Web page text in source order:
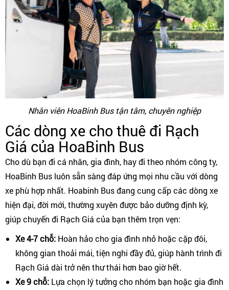
Nhân viên HoaBinh Bus tận tâm, chuyên nghiệp
Các dòng xe cho thuê đi Rạch
Giá của HoaBinh Bus
Cho dù bạn đi cá nhân, gia đình, hay đi theo nhóm công ty,
HoaBinh Bus luôn sẵn sàng đáp ứng mọi nhu cầu với dòng
xe phù hợp nhất. Hoabinh Bus đang cung cấp các dòng xe
hiện đại, đời mới, thường xuyên được bảo dưỡng định kỳ,
giúp chuyến đi Rạch Giá của bạn thêm trọn vẹn:
Xe 4-7 chỗ: Hoàn hảo cho gia đình nhỏ hoặc cặp đôi,
không gian thoải mái, tiện nghi đầy đủ, giúp hành trình đi
Rạch Giá dài trở nên thư thái hơn bao giờ hết.
Xe 9 chỗ: Lựa chọn lý tưởng cho nhóm bạn hoặc gia đình